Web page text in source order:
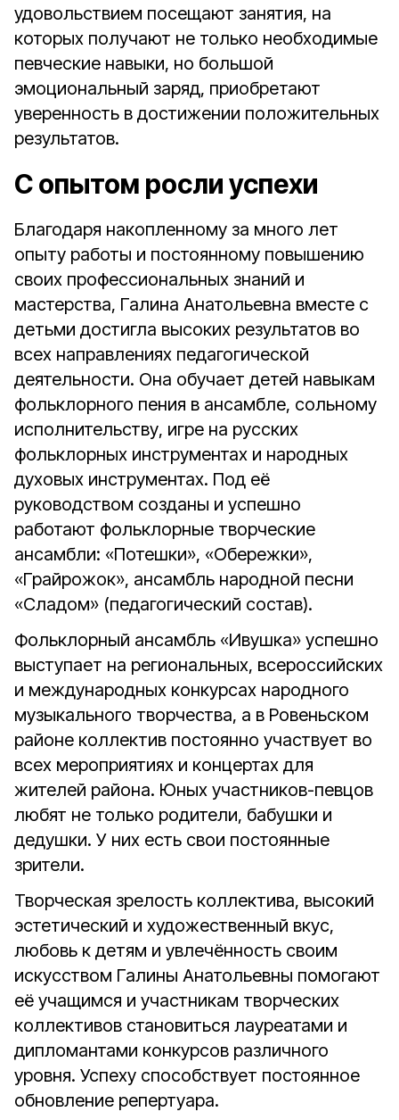
удовольствием посещают занятия, на
которых получают не только необходимые
певческие навыки, но большой
эмоциональный заряд, приобретают
уверенность в достижении положительных
результатов.
С опытом росли успехи
Благодаря накопленному за много лет
опыту работы и постоянному повышению
своих профессиональных знаний и
мастерства, Галина Анатольевна вместе с
детьми достигла высоких результатов во
всех направлениях педагогической
деятельности. Она обучает детей навыкам
фольклорного пения в ансамбле, сольному
исполнительству, игре на русских
фольклорных инструментах и народных
духовых инструментах. Под её
руководством созданы и успешно
работают фольклорные творческие
ансамбли: «Потешки», «Обережки»,
«Грайрожок», ансамбль народной песни
«Сладом» (педагогический состав).
Фольклорный ансамбль «Ивушка» успешно
выступает на региональных, всероссийских
и международных конкурсах народного
музыкального творчества, а в Ровеньском
районе коллектив постоянно участвует во
всех мероприятиях и концертах для
жителей района. Юных участников-певцов
любят не только родители, бабушки и
дедушки. У них есть свои постоянные
зрители.
Творческая зрелость коллектива, высокий
эстетический и художественный вкус,
любовь к детям и увлечённость своим
искусством Галины Анатольевны помогают
её учащимся и участникам творческих
коллективов становиться лауреатами и
дипломантами конкурсов различного
уровня. Успеху способствует постоянное
обновление репертуара.